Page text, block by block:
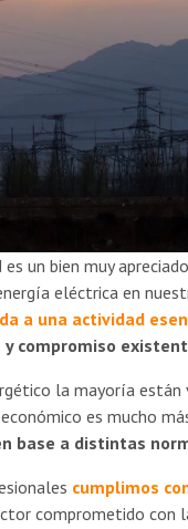
un bien muy
eléctrica en
a una actividad
compromiso
la mayoría están
es mucho
base a distintas
cumplimos
comprometido con